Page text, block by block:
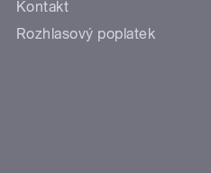
Kontakt
Rozhlasový poplatek